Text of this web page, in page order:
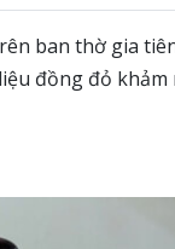
ban thờ gia
đồng đỏ khảm